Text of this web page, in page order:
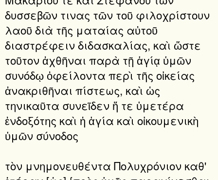
δυσσεβῶν τινας τῶν τοῦ φιλοχρίστουν
λαοῦ διὰ τῆς ματαίας αὐτοῦ
διαστρέφειν διδασκαλίας, καὶ ὥστε
τοῦτον ἀχθῆναι παρὰ τῇ ἁγίᾳ ὑμῶν
συνόδῳ ὀφείλοντα περὶ τῆς οἰκείας
ἀνακριθῆναι πίστεως, καὶ ὡς
τηνικαῦτα συνεῖδεν ἥ τε ὑμετέρα
ἐνδοξότης καὶ ἡ ἁγία καὶ οἰκουμενικὴ
ὑμῶν σύνοδος
τὸν μνημονευθέντα Πολυχρόνιον καθ'